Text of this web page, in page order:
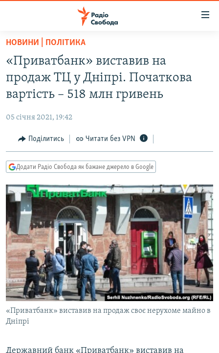
Перейти
основного
матеріалу
Перейти
до
основної
Перейти
до
пошуку
РАДІО СВОБОДА – 70 РОКІВ
ВСЕ ЗА ДОБУ
СТАТТІ
СУСПІЛЬСТВО
УКРАЇНА
СВІТ
РОСІЙСЬКА «ФІЛЬТРАЦІЯ»
ДОНБАС.РЕАЛІЇ
ТИ ЯК?
СХЕМИ
КИТАЙ.ВИКЛИКИ
МУЛЬТИМЕДІА
ФОТО
СПЕЦПРОЄКТИ
ПОДКАСТИ
КРИМ РЕАЛІЇ
РУС
НОВИНИ | ПОЛІТИКА
«Приватбанк» виставив на
продаж ТЦ у Дніпрі. Початкова
вартість – 518 млн гривень
05 січня 2021, 19:42
Поділитись Читати без VPN
Додати Радіо Свобода як бажане джерело в Google
«Приватбанк» виставив на продаж своє нерухоме майно в
Дніпрі
Державний банк «Приватбанк» виставив на